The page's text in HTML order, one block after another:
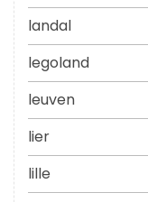
landal
legoland
leuven
lier
lille